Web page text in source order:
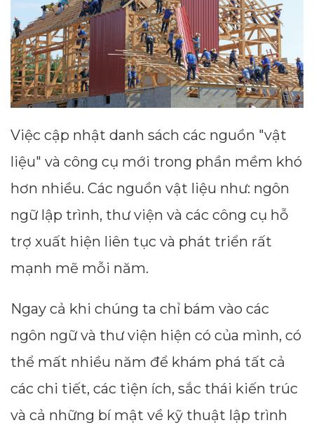
Việc cập nhật danh sách các nguồn "vật
liệu" và công cụ mới trong phần mềm khó
hơn nhiều. Các nguồn vật liệu như: ngôn
ngữ lập trình, thư viện và các công cụ hỗ
trợ xuất hiện liên tục và phát triển rất
mạnh mẽ mỗi năm.
Ngay cả khi chúng ta chỉ bám vào các
ngôn ngữ và thư viện hiện có của mình, có
thể mất nhiều năm để khám phá tất cả
các chi tiết, các tiện ích, sắc thái kiến trúc
và cả những bí mật về kỹ thuật lập trình